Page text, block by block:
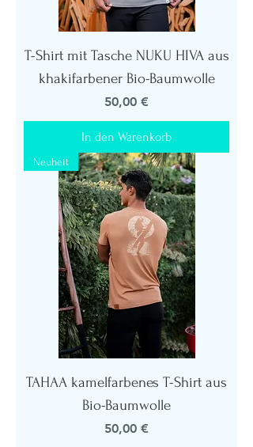
T-Shirt mit Tasche NUKU HIVA aus
khakifarbener Bio-Baumwolle
Preis
50,00 €
In den Warenkorb
Neuheit
TAHAA kamelfarbenes T-Shirt aus
Bio-Baumwolle
Preis
50,00 €